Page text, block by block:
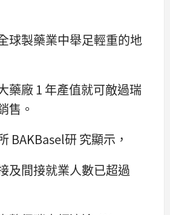
球製藥業中舉足輕重的地
藥廠 1 年產值就可敵過瑞
售。
BAKBasel研 究顯示，
及間接就業人數已超過